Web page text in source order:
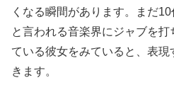
くなる瞬間があります。まだ
と言われる音楽界にジャブを
ている彼女をみていると、表
きます。